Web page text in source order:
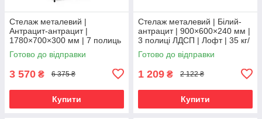
Стелаж металевий |
Антрацит-антрацит |
1780×700×300 мм | 7 полиць
ЛДСП | Лофт Каскад | 35 кг/
полицю | для дому, офісу та
Готово до відправки
3 570 ₴ 6 375 ₴
Купити
Стелаж металевий | Білий-
антрацит | 900×600×240 мм |
3 полиці ЛДСП | Лофт | 35 кг/
полицю | для дому, офісу та
вітальні
Готово до відправки
1 209 ₴ 2 122 ₴
Купити